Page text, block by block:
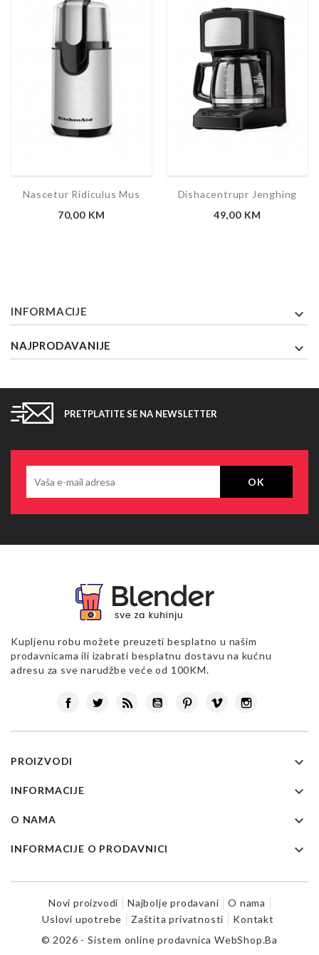
Nascetur Ridiculus Mus
Cijena
70,00 KM
Dishacentrupr Jenghing
Cijena
49,00 KM
INFORMACIJE 
NAJPRODAVANIJE 
PRETPLATITE SE NA NEWSLETTER
Kupljenu robu možete preuzeti besplatno u našim
prodavnicama ili izabrati besplatnu dostavu na kućnu
adresu za sve narudžbe veće od 100KM.
FacebookTwitter Rss YouTubePinterest
Vimeo
PROIZVODI 
INFORMACIJE 
O NAMA 
INFORMACIJE O PRODAVNICI 
Novi proizvodi Najbolje prodavani
O nama
Uslovi upotrebe
Zaštita privatnosti
Kontakt
© 2026 - Sistem online prodavnica WebShop.Ba